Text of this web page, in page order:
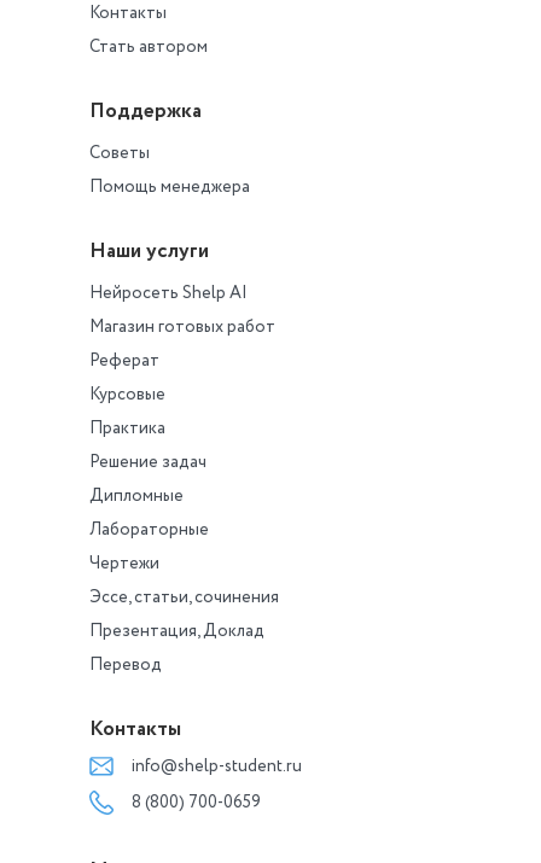
Контакты
Стать автором
Поддержка
Советы
Помощь менеджера
Наши услуги
Нейросеть Shelp AI
Магазин готовых работ
Реферат
Курсовые
Практика
Решение задач
Дипломные
Лабораторные
Чертежи
Эссе, статьи, сочинения
Презентация, Доклад
Перевод
Контакты
info@shelp-student.ru
8 (800) 700-0659